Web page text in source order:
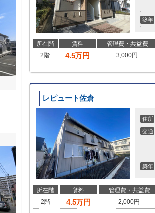
築年
所在階 賃料 管理費・共益費
2階
4.5万円 3,000円
レピュート佐倉
住所
交通
築年
所在階 賃料 管理費・共益費
2階
4.5万円 2,000円